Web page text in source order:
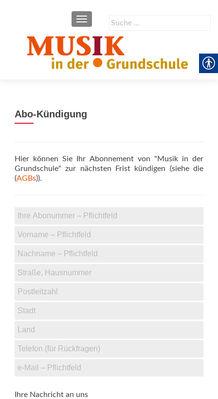
Suche
SCHALTE NAVIGATION
Abo-Kündigung
Hier können Sie Ihr Abonnement von "Musik in der
Grundschule" zur nächsten Frist kündigen (siehe die
(AGBs)).
Ihre Nachricht an uns